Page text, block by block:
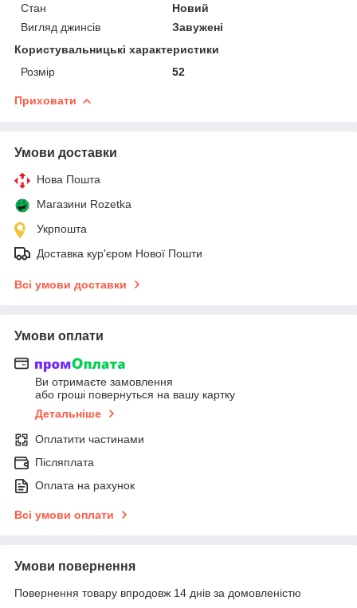
Стан
Новий
Вигляд джинсів
Завужені
Користувальницькі характеристики
Розмір
52
Приховати
Умови доставки
Нова Пошта
Магазини Rozetka
Укрпошта
Доставка кур'єром Нової Пошти
Всі умови доставки
Умови оплати
Ви отримаєте замовлення
або гроші повернуться на вашу картку
Детальніше
Оплатити частинами
Післяплата
Оплата на рахунок
Всі умови оплати
Умови повернення
Повернення товару впродовж 14 днів за домовленістю